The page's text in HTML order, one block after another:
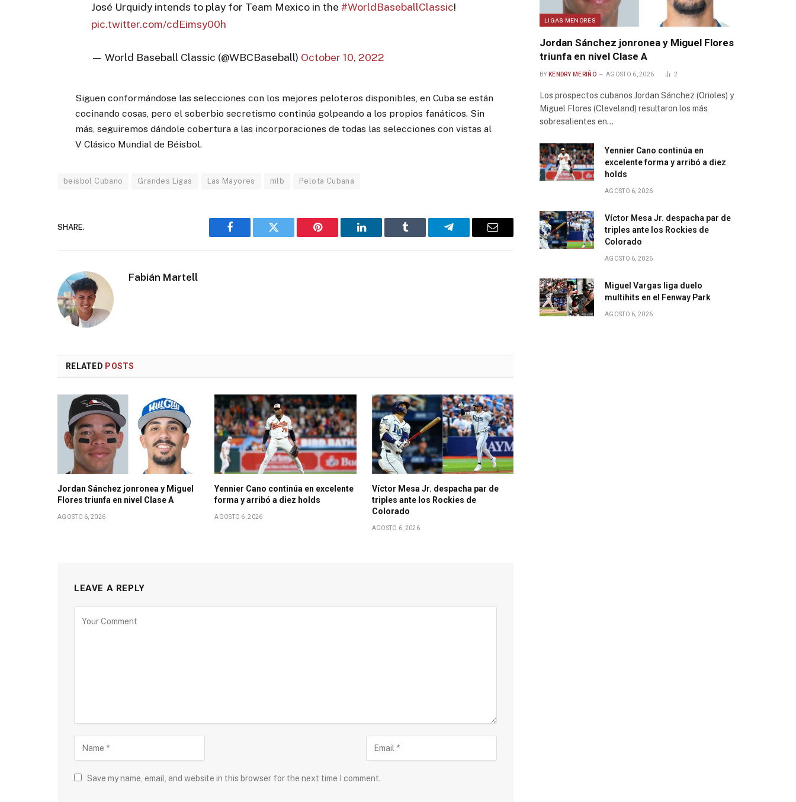
José Urquidy intends to play for Team Mexico in the #WorldBaseballClassic!
pic.twitter.com/cdEimsy00h
— World Baseball Classic (@WBCBaseball) October 10, 2022
Siguen conformándose las selecciones con los mejores peloteros disponibles, en Cuba se están
cocinando cosas, pero el soberbio secretismo continúa golpeando a los propios fanáticos. Sin
más, seguiremos dándole cobertura a las incorporaciones de todas las selecciones con vistas al
V Clásico Mundial de Béisbol.
beisbol Cubano Grandes Ligas Las Mayores mlb Pelota Cubana
SHARE.
Facebook Twitter Pinterest LinkedIn Tumblr Telegram Email
Fabián Martell
RELATED POSTS
Jordan Sánchez jonronea y Miguel
Flores triunfa en nivel Clase A
AGOSTO 6, 2026
Yennier Cano continúa en excelente
forma y arribó a diez holds
AGOSTO 6, 2026
Víctor Mesa Jr. despacha par de
triples ante los Rockies de
Colorado
AGOSTO 6, 2026
LEAVE A REPLY
Save my name, email, and website in this browser for the next time I comment.
LIGAS MENORES
Jordan Sánchez jonronea y Miguel Flores
triunfa en nivel Clase A
BY KENDRY MERIÑO AGOSTO 6, 2026 2
Los prospectos cubanos Jordan Sánchez (Orioles) y
Miguel Flores (Cleveland) resultaron los más
sobresalientes en…
Yennier Cano continúa en
excelente forma y arribó a diez
holds
AGOSTO 6, 2026
Víctor Mesa Jr. despacha par de
triples ante los Rockies de
Colorado
AGOSTO 6, 2026
Miguel Vargas liga duelo
multihits en el Fenway Park
AGOSTO 6, 2026